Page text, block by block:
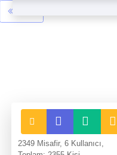
2349 Misafir, 6 Kullanıcı,